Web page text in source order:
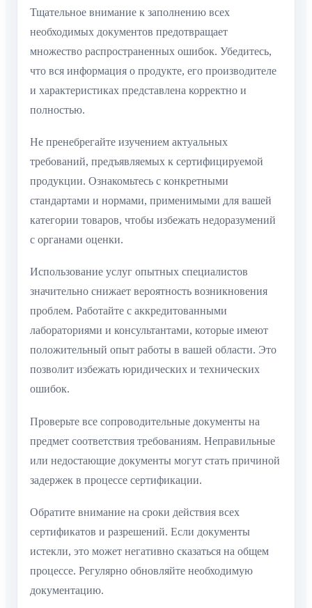
Тщательное внимание к заполнению всех
необходимых документов предотвращает
множество распространенных ошибок. Убедитесь,
что вся информация о продукте, его производителе
и характеристиках представлена корректно и
полностью.
Не пренебрегайте изучением актуальных
требований, предъявляемых к сертифицируемой
продукции. Ознакомьтесь с конкретными
стандартами и нормами, применимыми для вашей
категории товаров, чтобы избежать недоразумений
с органами оценки.
Использование услуг опытных специалистов
значительно снижает вероятность возникновения
проблем. Работайте с аккредитованными
лабораториями и консультантами, которые имеют
положительный опыт работы в вашей области. Это
позволит избежать юридических и технических
ошибок.
Проверьте все сопроводительные документы на
предмет соответствия требованиям. Неправильные
или недостающие документы могут стать причиной
задержек в процессе сертификации.
Обратите внимание на сроки действия всех
сертификатов и разрешений. Если документы
истекли, это может негативно сказаться на общем
процессе. Регулярно обновляйте необходимую
документацию.